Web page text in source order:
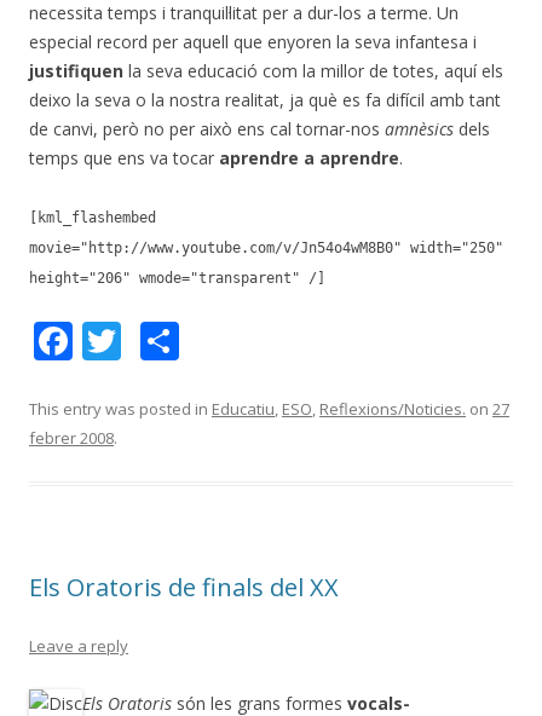
necessita temps i tranquil·litat per a dur-los a terme. Un
especial record per aquell que enyoren la seva infantesa i
justifiquen la seva educació com la millor de totes, aquí els
deixo la seva o la nostra realitat, ja què es fa difícil amb tant
de canvi, però no per això ens cal tornar-nos amnèsics dels
temps que ens va tocar aprendre a aprendre.
[kml_flashembed
movie="http://www.youtube.com/v/Jn54o4wM8B0" width="250"
height="206" wmode="transparent" /]
F
e
b
k
T
itt m
ix
This entry was posted in Educatiu, ESO, Reflexions/Noticies. on 27
febrer 2008.
Els Oratoris de finals del XX
Leave a reply
Els Oratoris són les grans formes vocals-